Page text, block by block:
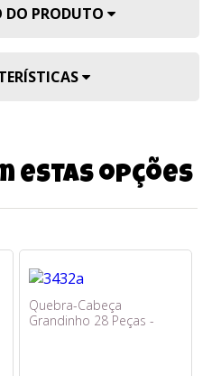
DO PRODUTO
estas opções
Quebra-Cabeça
Grandinho 28 Peças -